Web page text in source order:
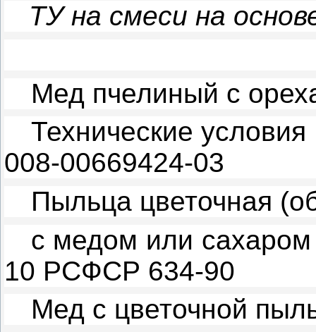
ТУ на смеси на
Мед пчелиный с
Технические условия
008-00669424-03
Пыльца цветочная
с медом или сахаром
10 РСФСР 634-90
Мед с цветочной